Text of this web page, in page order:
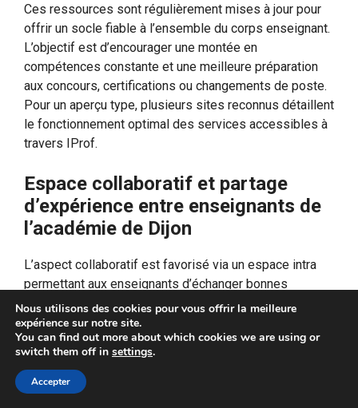
Ces ressources sont régulièrement mises à jour pour
offrir un socle fiable à l’ensemble du corps enseignant.
L’objectif est d’encourager une montée en
compétences constante et une meilleure préparation
aux concours, certifications ou changements de poste.
Pour un aperçu type, plusieurs sites reconnus détaillent
le fonctionnement optimal des services accessibles à
travers IProf.
Espace collaboratif et partage
d’expérience entre enseignants de
l’académie de Dijon
L’aspect collaboratif est favorisé via un espace intra
permettant aux enseignants d’échanger bonnes
pratiques et conseils. Cette plateforme communautaire
facilite la circulation d’informations utiles et renforce le
réseauprofessionnel au sein de l’académie.
Les avantages de cette collaboration sont nombreux :
Nous utilisons des cookies pour vous offrir la meilleure
expérience sur notre site.
You can find out more about which cookies we are using or
switch them off in settings.
Accepter